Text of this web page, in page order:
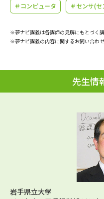
学問の教科書
ユー
お支払いについて
＃コンピュータ ＃センサ(セ
※夢ナビ講義は各講師の見解にもとづく
※夢ナビ講義の内容に関するお問い合わ
先生情
岩手県立大学